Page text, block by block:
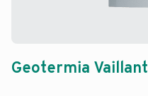
Geotermia Vaillant